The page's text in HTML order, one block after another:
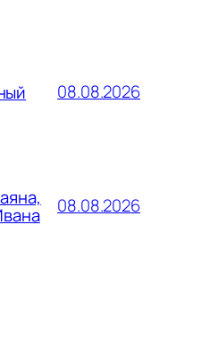
08.08.2026
08.08.2026